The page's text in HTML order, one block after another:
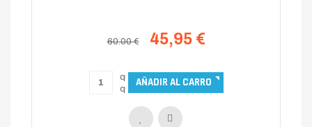
60.00 € 45,95 €